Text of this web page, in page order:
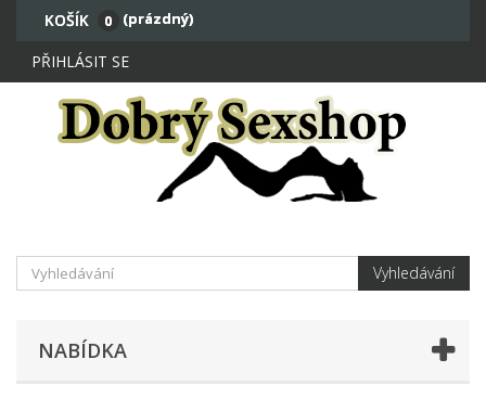
KOŠÍK 0 (prázdný)
PŘIHLÁSIT SE
Vyhledávání
NABÍDKA